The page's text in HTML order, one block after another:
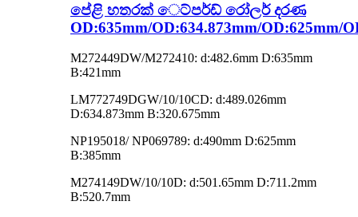
පේළි හතරක් ෙට්පර්ඩ් රෝලර් දරණ
OD:635mm/OD:634.873mm/OD:625mm/
M272449DW/M272410: d:482.6mm D:635mm
B:421mm
LM772749DGW/10/10CD: d:489.026mm
D:634.873mm B:320.675mm
NP195018/ NP069789: d:490mm D:625mm
B:385mm
M274149DW/10/10D: d:501.65mm D:711.2mm
B:520.7mm